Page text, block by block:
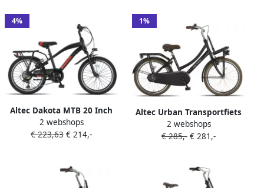
4%
Altec Dakota MTB 20 Inch
Jongens 7V V Brakes Zwart
2 webshops
€ 223,63 € 214,-
1%
Altec Urban Transportfiets
22 Inch Meisjesfiets voor 7
tot 9 Jaar 120-140 cm
2 webshops
€ 285,- € 281,-